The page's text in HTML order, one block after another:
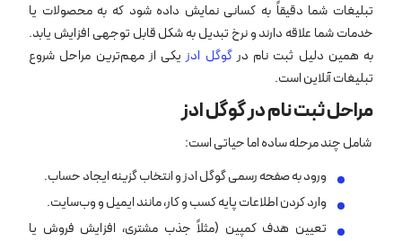
تبلیغات شما دقیقاً به کسانی نمایش داده شود که به محصولات یا
خدمات شما علاقه دارند و نرخ تبدیل به شکل قابل توجهی افزایش یابد.
به همین دلیل ثبت نام درگوگل ادزیکی از مهم‌ترین مراحل شروع
تبلیغات آنلاین است.
مراحل ثبت نام در گوگل ادز
شامل چند مرحله ساده اما حیاتی است:
ورود به صفحه رسمی گوگل ادز و انتخاب گزینه ایجاد حساب.
وارد کردن اطلاعات پایه کسب ‌و کار، مانند ایمیل و وب‌سایت.
تعیین هدف کمپین (مثلاً جذب مشتری، افزایش فروش یا